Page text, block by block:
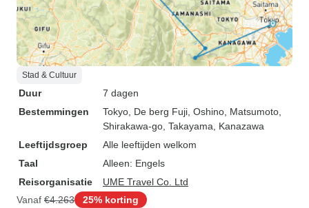
Stad & Cultuur
Duur
7 dagen
Bestemmingen
Tokyo , De berg Fuji , Oshino , Matsumoto
Shirakawa-go , Takayama , Kanazawa
Leeftijdsgroep
Alle leeftijden welkom
Taal
Alleen: Engels
Reisorganisatie
UME Travel Co. Ltd
Vanaf €4.263 25% korting